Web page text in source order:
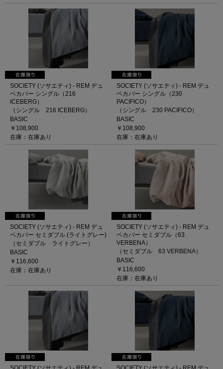
SOCIETY (ソサエティ) - REM デュ
ベカバー シングル（216
ICEBERG）
（シングル 216 ICEBERG）
BASIC
￥108,900
在庫：在庫あり
SOCIETY (ソサエティ) - REM デュ
ベカバー シングル（230
PACIFICO）
（シングル 230 PACIFICO）
BASIC
￥108,900
在庫：在庫あり
SOCIETY (ソサエティ) - REM デュ
ベカバー セミダブル (ライトグレー)
（セミダブル ライトグレー）
BASIC
￥116,600
在庫：在庫あり
SOCIETY (ソサエティ) - REM デュ
ベカバー セミダブル（63
VERBENA）
（セミダブル 63 VERBENA）
BASIC
￥116,600
在庫：在庫あり